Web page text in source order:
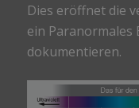
Dies eröffnet die
ein Paranormales
dokumentieren.